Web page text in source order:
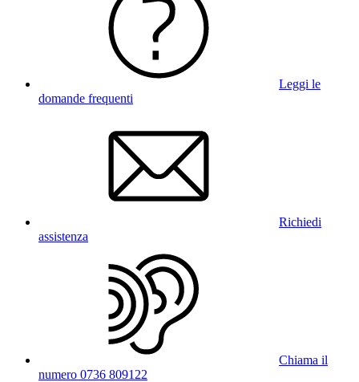
Leggi le
domande frequenti
Richiedi
assistenza
Chiama il
numero 0736 809122